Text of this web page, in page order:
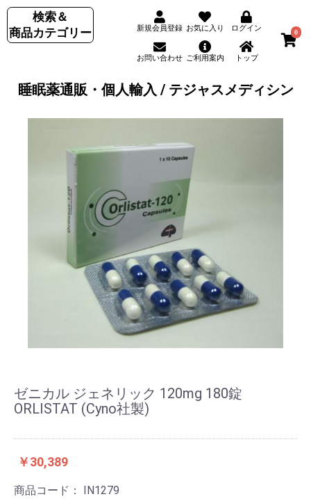
検索＆
商品カテゴリー
新規会員登録 お気に入り ログイン
お問い合わせ ご利用案内 トップ
0
睡眠薬通販・個人輸入 / テジャスメディシン
ゼニカル ジェネリック 120mg 180錠
ORLISTAT (Cyno社製)
￥30,389
商品コード： IN1279